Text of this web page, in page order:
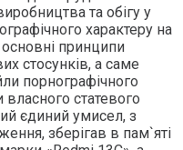
та обігу у
характеру на
основні принципи
стосунків, а саме
порнографічного
статевого
єдиний умисел, з
зберігав в пам`яті